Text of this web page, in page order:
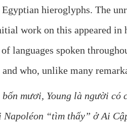
hieroglyphs. The
work on this appeared in
languages spoken
who, unlike many
mươi, Young là người có
Napoléon “tìm thấy” ở Ai